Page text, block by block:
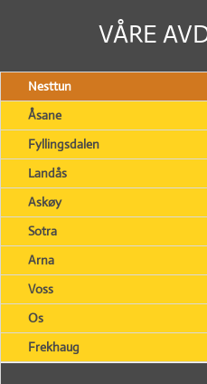
VÅRE
Nesttun
Åsane
Fyllingsdalen
Landås
Askøy
Sotra
Arna
Voss
Os
Frekhaug